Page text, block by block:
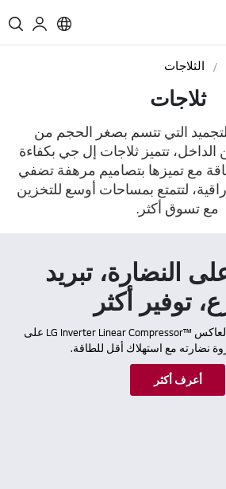
الثلاجات
ثلاجات
التي تتسم بصغر الحجم من
تتميز ثلاجات إل جي بكفاءة
مع تميزها بتصاميم مرهفة تضفي
لتتمتع بمساحات أوسع للتخزين
مع تسوق أكثر.
النضارة، تبريد
توفير أكثر
يحافظ الضاغط الخطي العاكس ™LG Inverter Linear Compressor على
نضارته مع استهلاك أقل للطاقة.
أعرف أكثر